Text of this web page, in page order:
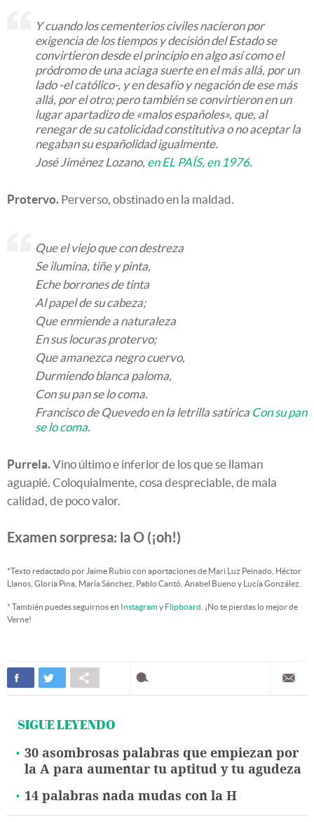
Y cuando los cementerios civiles nacieron por
exigencia de los tiempos y decisión del Estado se
convirtieron desde el principio en algo así como el
pródromo de una aciaga suerte en el más allá, por un
lado -el católico-, y en desafío y negación de ese más
allá, por el otro; pero también se convirtieron en un
lugar apartadizo de «malos españoles», que, al
renegar de su catolicidad constitutiva o no aceptar la
negaban su españolidad igualmente.
José Jiménez Lozano, en EL PAÍS, en 1976.
Protervo. Perverso, obstinado en la maldad.
Que el viejo que con destreza
Se ilumina, tiñe y pinta,
Eche borrones de tinta
Al papel de su cabeza;
Que enmiende a naturaleza
En sus locuras protervo;
Que amanezca negro cuervo,
Durmiendo blanca paloma,
Con su pan se lo coma.
Francisco de Quevedo en la letrilla satírica Con su pan
se lo coma.
Purrela.Vino último e inferior de los que se llaman
aguapié. Coloquialmente, cosa despreciable, de mala
calidad, de poco valor.
Examen sorpresa: la O (¡oh!)
*Texto redactado por Jaime Rubio con aportaciones de Mari Luz Peinado, Héctor
Llanos, Gloria Pina, María Sánchez, Pablo Cantó, Anabel Bueno y Lucía González.
* También puedes seguirnos en Instagramy Flipboard . ¡No te pierdas lo mejor de
Verne!
SIGUE LEYENDO
30 asombrosas palabras que empiezan por
la A para aumentar tu aptitud y tu agudeza
14 palabras nada mudas con la H